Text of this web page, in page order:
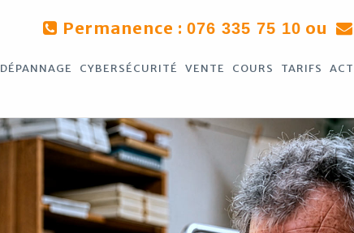
Permanence :076 335 75 10 ou
DÉPANNAGE CYBERSÉCURITÉ VENTE COURS TARIFS